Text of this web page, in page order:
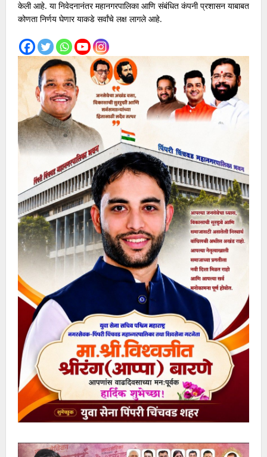
केली आहे. या निवेदनानंतर महानगरपालिका आणि संबंधित कंपनी प्रशासन याबाबत
कोणता निर्णय घेणार याकडे सर्वांचे लक्ष लागले आहे.